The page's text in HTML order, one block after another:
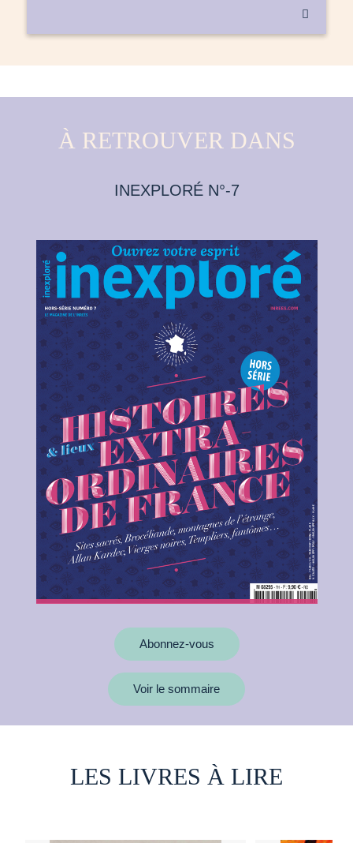

À RETROUVER DANS
INEXPLORÉ N°-7
Abonnez-vous
Voir le sommaire
LES LIVRES À LIRE